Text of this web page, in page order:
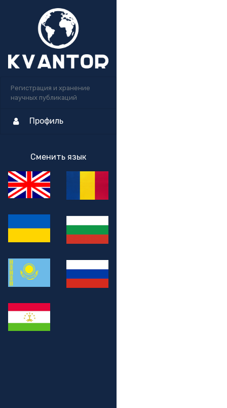
Регистрация и хранение
научных публикаций
Профиль
Сменить язык